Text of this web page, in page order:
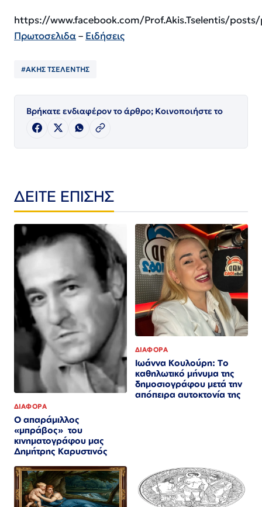
https://www.facebook.com/Prof.Akis.Tselentis/posts/
Πρωτοσελιδα– Ειδήσεις
#ΑΚΗΣ ΤΣΕΛΕΝΤΗΣ
Βρήκατε ενδιαφέρον το άρθρο; Κοινοποιήστε το
ΔΕΙΤΕ ΕΠΙΣΗΣ
ΔΙΑΦΟΡΑ
Ο απαράμιλλος
«μπράβος» του
κινηματογράφου μας
Δημήτρης Καρυστινός
ΔΙΑΦΟΡΑ
Ιωάννα Κουλούρη: Το
καθηλωτικό μήνυμα της
δημοσιογράφου μετά την
απόπειρα αυτοκτονία της